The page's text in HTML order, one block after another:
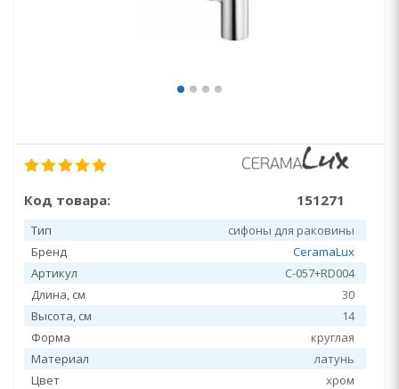
Код товара: 151271
Тип
сифоны для раковины
Бренд
CeramaLux
Артикул
C-057+RD004
Длина, см
30
Высота, см
14
Форма
круглая
Материал
латунь
Цвет
хром